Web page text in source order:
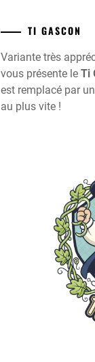
TI GASCON
Variante très
vous présente le Ti
est remplacé par
au plus vite !